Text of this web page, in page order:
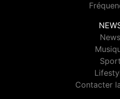
News
Sport
Contacter